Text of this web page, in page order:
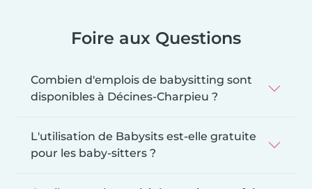
Foire aux Questions
Combien d'emplois de babysitting sont
disponibles à Décines-Charpieu ?
L'utilisation de Babysits est-elle gratuite
pour les baby-sitters ?